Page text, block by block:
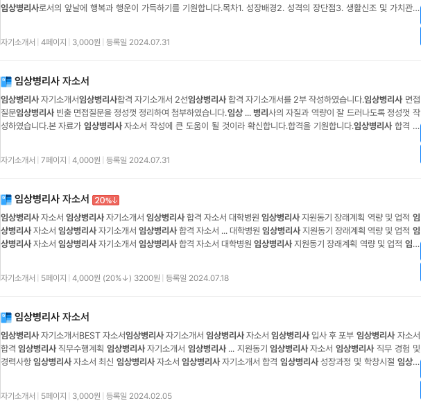
임상병리사로서의 앞날에 행복과 행운이 가득하기를 기원합니다.목차1. 성장배경2. 성격의 장단점3. 생활신조 및 가치관4.
자기소개서 4페이지 3,000원 등록일 2024.07.31
임상병리사자소서
임상병리사자기소개서임상병리사합격 자기소개서 2선임상병리사합격 자기소개서를 2부 작성하였습니다.임상병리사면접
질문임상병리사빈출 면접질문을 정성껏 정리하여 첨부하였습니다.임상... 병리 사의 자질과 역량이 잘 드러나도록 정성껏 작
성하였습니다.본 자료가 임상병리사자소서 작성에 큰 도움이 될 것이라 확신합니다.합격을 기원합니다.임상병리사합격 자
자기소개서 7페이지 4,000원 등록일 2024.07.31
임상병리사자소서
임상병리사자소서 임상병리사자기소개서 임상병리사합격 자소서 대학병원 임상병리사지원동기 장래계획 역량 및 업적 임
상병리사자소서 임상병리사자기소개서 임상병리사 합격 자소서 ... 대학병원 임상병리사지원동기 장래계획 역량 및 업적 임
상병리사자소서 임상병리사자기소개서 임상병리사합격 자소서 대학병원 임상병리사지원동기 장래계획 역량 및 업적 임상
자기소개서 5페이지 4,000원 (20%↓) 3200원 등록일 2024.07.18
임상병리사자소서
임상병리사자기소개서BEST 자소서임상병리사자기소개서 임상병리사자소서 임상병리사입사 후 포부 임상병리사자소서
합격 임상병리사직무수행계획 임상병리사자기소개서 임상병리사 ... 지원동기 임상병리사자소서 임상병리사직무 경험 및
경력사항 임상병리사자소서 최신 임상병리사자소서 임상병리사자기소개서 합격 임상병리사성장과정 및 학창시절 임상병
자기소개서 5페이지 3,000원 등록일 2024.02.05